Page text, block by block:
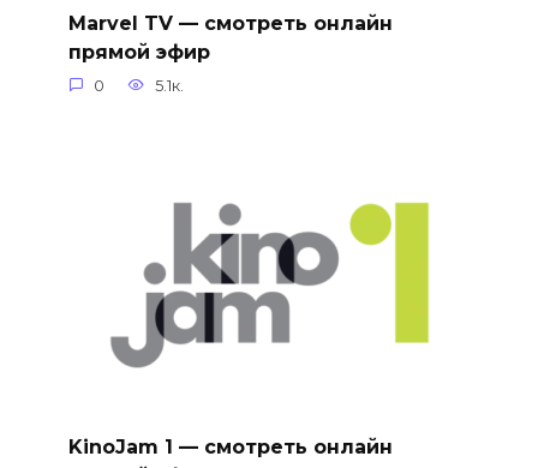
Marvel TV — смотреть онлайн
прямой эфир
0 5.1к.
KinoJam 1 — смотреть онлайн